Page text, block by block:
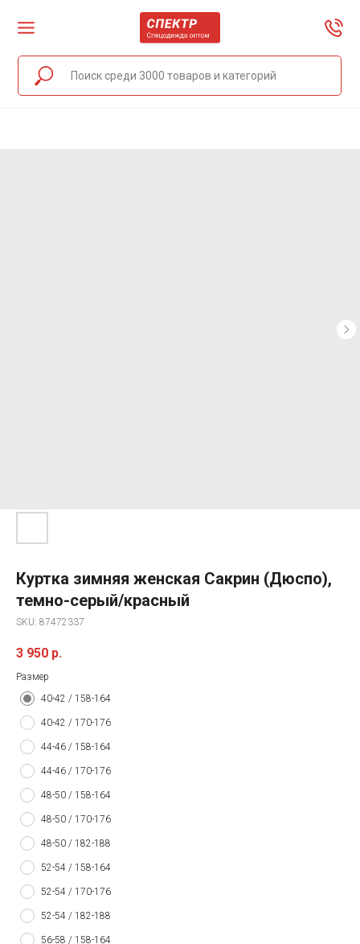
Куртка зимняя женская Сакрин (Дюспо),
темно-серый/красный
SKU: 87472337
3 950 р.
Размер
40-42 / 158-164
40-42 / 170-176
44-46 / 158-164
44-46 / 170-176
48-50 / 158-164
48-50 / 170-176
48-50 / 182-188
52-54 / 158-164
52-54 / 170-176
52-54 / 182-188
56-58 / 158-164